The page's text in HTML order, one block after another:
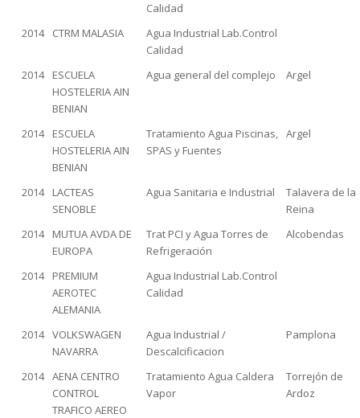
Calidad
2014 CTRM MALASIA
Agua Industrial Lab.Control
Calidad
2014 ESCUELA
HOSTELERIA AIN
BENIAN
Agua general del complejo Argel
2014 ESCUELA
HOSTELERIA AIN
BENIAN
Tratamiento Agua Piscinas,
SPAS y Fuentes
Argel
2014 LACTEAS
SENOBLE
Agua Sanitaria e Industrial
Talavera de la
Reina
2014 MUTUA AVDA DE
EUROPA
Trat PCI y Agua Torres de
Refrigeración
Alcobendas
2014 PREMIUM
AEROTEC
ALEMANIA
Agua Industrial Lab.Control
Calidad
2014 VOLKSWAGEN
NAVARRA
Agua Industrial /
Descalcificacion
Pamplona
2014 AENA CENTRO
CONTROL
TRAFICO AEREO
Tratamiento Agua Caldera
Vapor
Torrejón de
Ardoz